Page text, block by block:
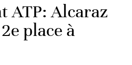
ATP: Alcaraz
place à